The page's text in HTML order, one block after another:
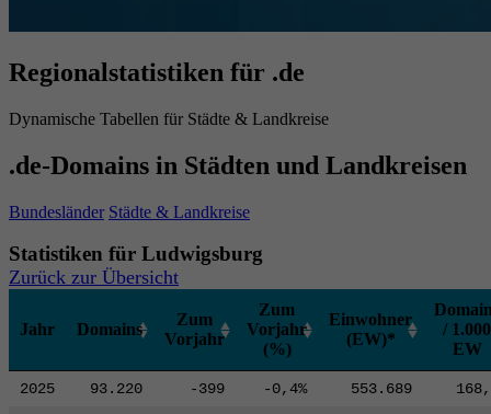
Regionalstatistiken für .de
Dynamische Tabellen für Städte & Landkreise
.de-Domains in Städten und Landkreisen
Bundesländer Städte & Landkreise
Statistiken für Ludwigsburg
Zurück zur Übersicht
Jahr Domains
Zum
Vorjahr
Zum
Vorjahr
(%)
Einwohner
(EW)*
/ 1.000
EW
2025 93.220 -399 -0,4% 553.689